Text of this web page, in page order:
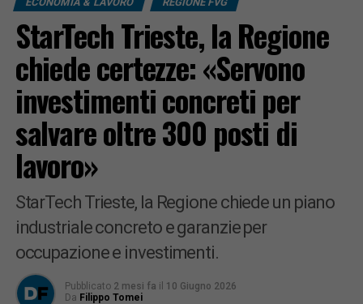
StarTech Trieste, la Regione
chiede certezze: «Servono
investimenti concreti per
salvare oltre 300 posti di
lavoro»
StarTech Trieste, la Regione chiede un piano
industriale concreto e garanzie per
occupazione e investimenti.
Pubblicato 2 mesi fa il 10 Giugno 2026
Da Filippo Tomei